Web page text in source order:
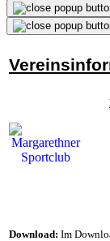
Download: Im